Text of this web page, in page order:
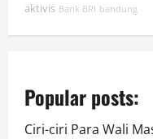
aktivis Bank BRI bandung
Popular posts:
Ciri-ciri Para Wali